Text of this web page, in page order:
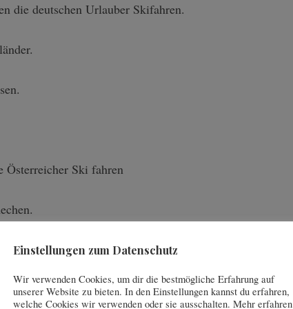
die deutschen Urlauber Skifahren.
Ski fahren
Einstellungen zum Datenschutz
Wir verwenden Cookies, um dir die bestmögliche Erfahrung auf
unserer Website zu bieten. In den Einstellungen kannst du erfahren,
welche Cookies wir verwenden oder sie ausschalten. Mehr erfahren